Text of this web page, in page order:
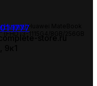
HuaweiHuawei MateBook
i3-1115G4/8GB/256GB
1777